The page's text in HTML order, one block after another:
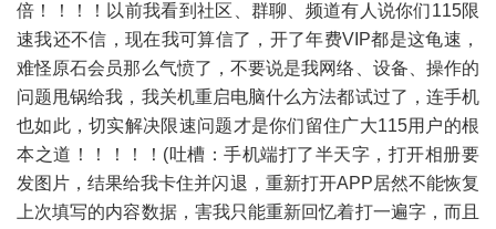
倍！！！！以前我看到社区、群聊、频道有人说你们115限
速我还不信，现在我可算信了，开了年费VIP都是这龟速，
难怪原石会员那么气愤了，不要说是我网络、设备、操作的
问题甩锅给我，我关机重启电脑什么方法都试过了，连手机
也如此，切实解决限速问题才是你们留住广大115用户的根
本之道！！！！！(吐槽：手机端打了半天字，打开相册要
发图片，结果给我卡住并闪退，重新打开APP居然不能恢复
上次填写的内容数据，害我只能重新回忆着打一遍字，而且